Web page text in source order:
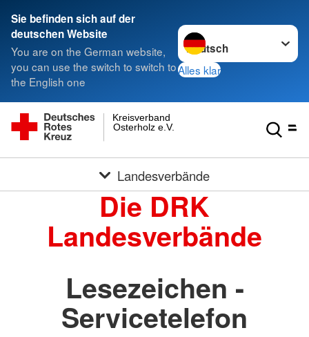
Sie befinden sich auf der
deutschen Website
You are on the German website,
you can use the switch to switch to
the English one
Sprache wechseln zu
Alles klar
Osterholz e.V.
Kreisverband
Landesverbände
Die DRK
Landesverbände
Lesezeichen -
Servicetelefon